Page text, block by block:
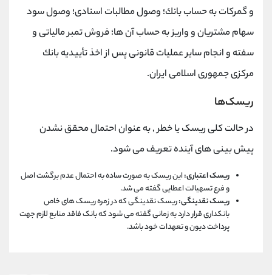
و گمركات به حساب بانك؛ وصول مطالبات اسنادی؛ وصول سود
سهام مشتریان و واریز به حساب آن ها؛ فروش تمبر مالیاتی و
سفته و انجام سایر عملیات قانونی پس از اخذ تأییدیه بانك
مركزی جمهوری اسلامی ایران.
ریسک‌ها
در حالت کلی ریسک یا خطر , به عنوان احتمال محقق نشدن
پیش بینی های آینده تعریف می شود.
ریسک اعتباری:این ریسک به صورت ساده به احتمال عدم برگشت اصل
و فرع تسهیالت اعطایی گفته می شد.
ریسک نقدینگی:ریسک نقدینگی که در زمره ریسک های خاص
بانکداری قرار دارد به زمانی گفته می شود که بانک فاقد منابع لازم جهت
پرداخت دیون و تعهدات خود باشد.